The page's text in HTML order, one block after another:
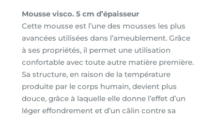
Mousse visco. 5 cm d’épaisseur
Cette mousse est l’une des mousses les plus
avancées utilisées dans l’ameublement. Grâce
à ses propriétés, il permet une utilisation
confortable avec toute autre matière première.
Sa structure, en raison de la température
produite par le corps humain, devient plus
douce, grâce à laquelle elle donne l’effet d’un
léger effondrement et d’un câlin contre sa